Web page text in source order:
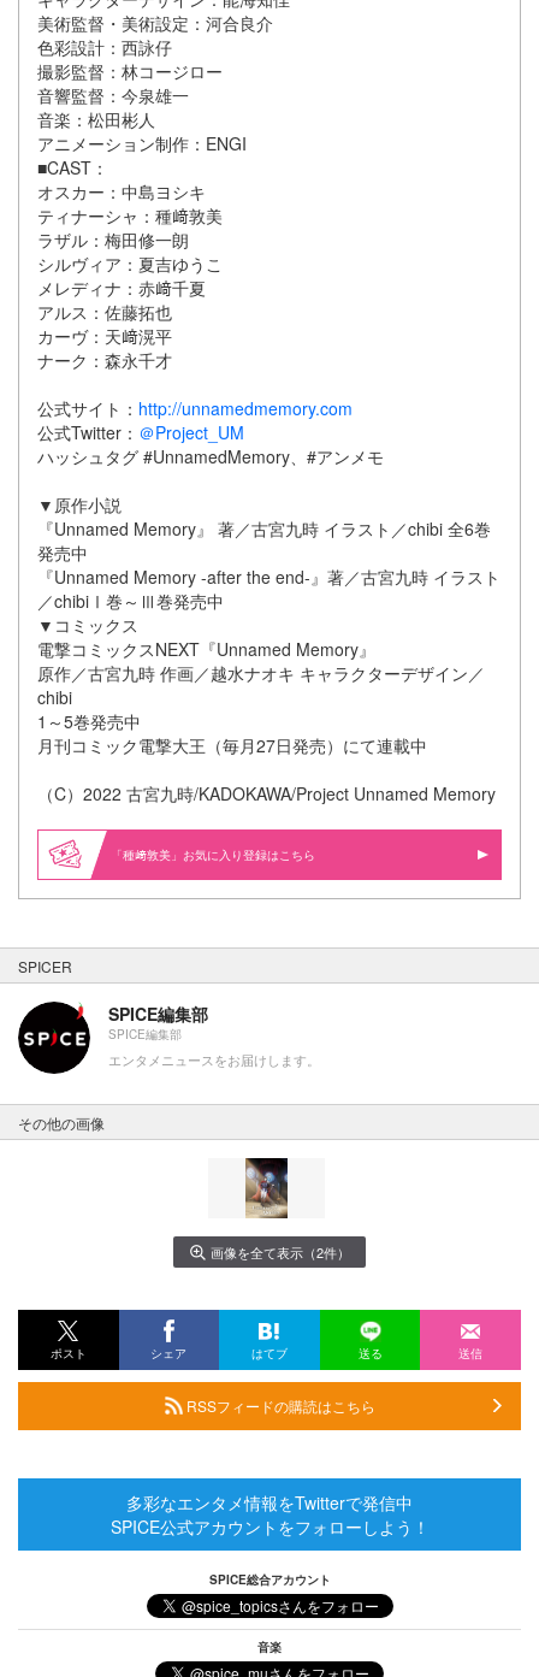
美術監督・美術設定：河合良介
色彩設計：西詠仔
撮影監督：林コージロー
音響監督：今泉雄一
音楽：松田彬人
アニメーション制作：ENGI
■CAST：
オスカー：中島ヨシキ
ティナーシャ：種﨑敦美
ラザル：梅田修一朗
シルヴィア：夏吉ゆうこ
メレディナ：赤﨑千夏
アルス：佐藤拓也
カーヴ：天﨑滉平
ナーク：森永千才
公式サイト： http://unnamedmemory.com
公式Twitter： ＠Project_UM
ハッシュタグ #UnnamedMemory、#アンメモ
▼原作小説
『Unnamed Memory』 著／古宮九時 イラスト／chibi 全6巻
発売中
『Unnamed Memory -after the end-』著／古宮九時 イラスト
／chibiⅠ巻～Ⅲ巻発売中
▼コミックス
電撃コミックスNEXT『Unnamed Memory』
原作／古宮九時 作画／越水ナオキ キャラクターデザイン／
chibi
1～5巻発売中
月刊コミック電撃大王（毎月27日発売）にて連載中
（C）2022 古宮九時/KADOKAWA/Project Unnamed Memory
「種﨑敦美」お気に入り登録はこちら
SPICER
SPICE編集部
SPICE編集部
エンタメニュースをお届けします。
その他の画像
画像を全て表示（2件）
ポスト シェア はてブ 送る 送信
RSSフィードの購読はこちら
多彩なエンタメ情報をTwitterで発信中
SPICE公式アカウントをフォローしよう！
SPICE総合アカウント
音楽